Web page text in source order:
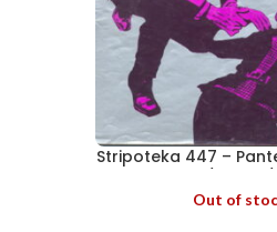
Stripoteka 447 –
Out of